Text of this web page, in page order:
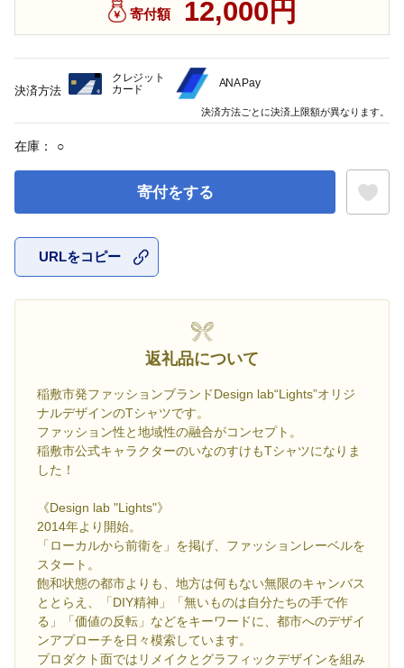
寄付額 12,000円
在庫： ○
寄付をする
URLをコピー
返礼品について
稲敷市発ファッションブランドDesign lab“Lights”オリジ
ナルデザインのTシャツです。
ファッション性と地域性の融合がコンセプト。
稲敷市公式キャラクターのいなのすけもTシャツになりま
した！
《Design lab "Lights"》
2014年より開始。
「ローカルから前衛を」を掲げ、ファッションレーベルを
スタート。
飽和状態の都市よりも、地方は何もない無限のキャンバス
ととらえ、「DIY精神」「無いものは自分たちの手で作
る」「価値の反転」などをキーワードに、都市へのデザイ
ンアプローチを日々模索しています。
プロダクト面ではリメイクとグラフィックデザインを組み
決済方法
クレジット
カード
ANA Pay
決済方法ごとに決済上限額が異なります。